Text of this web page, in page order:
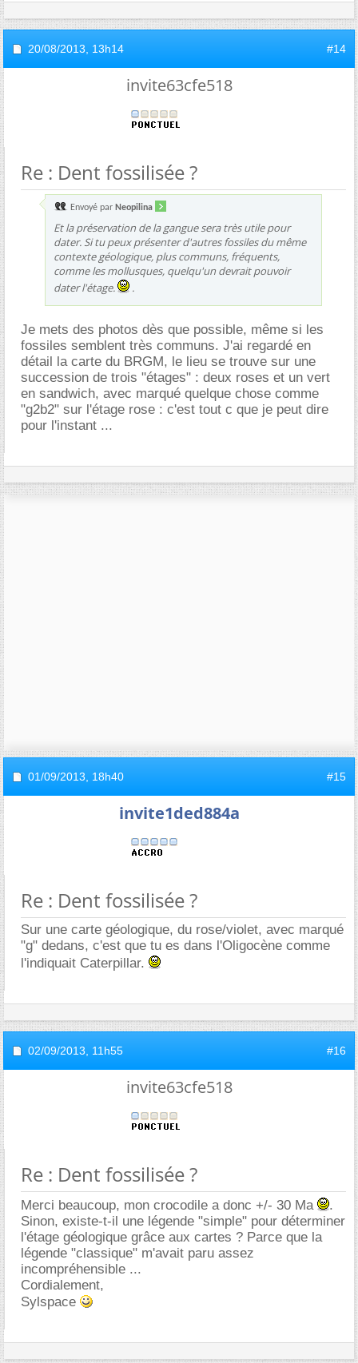
20/08/2013, 13h14 #14
invite63cfe518
Re : Dent fossilisée ?
Envoyé par Neopilina
Et la préservation de la gangue sera très utile pour
dater. Si tu peux présenter d'autres fossiles du même
contexte géologique, plus communs, fréquents,
comme les mollusques, quelqu'un devrait pouvoir
dater l'étage.
.
Je mets des photos dès que possible, même si les
fossiles semblent très communs. J'ai regardé en
détail la carte du BRGM, le lieu se trouve sur une
succession de trois "étages" : deux roses et un vert
en sandwich, avec marqué quelque chose comme
"g2b2" sur l'étage rose : c'est tout c que je peut dire
pour l'instant ...
01/09/2013, 18h40 #15
invite1ded884a
Re : Dent fossilisée ?
Sur une carte géologique, du rose/violet, avec marqué
"g" dedans, c'est que tu es dans l'Oligocène comme
l'indiquait Caterpillar.
02/09/2013, 11h55 #16
invite63cfe518
Re : Dent fossilisée ?
Merci beaucoup, mon crocodile a donc +/- 30 Ma
.
Sinon, existe-t-il une légende "simple" pour déterminer
l'étage géologique grâce aux cartes ? Parce que la
légende "classique" m'avait paru assez
incompréhensible ...
Cordialement,
Sylspace